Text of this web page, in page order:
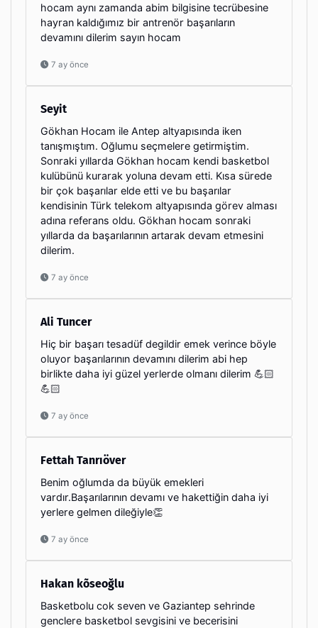
hocam aynı zamanda abim bilgisine tecrübesine
hayran kaldığımız bir antrenör başarıların
devamını dilerim sayın hocam
7 ay önce
Seyit
Gökhan Hocam ile Antep altyapısında iken
tanışmıştım. Oğlumu seçmelere getirmiştim.
Sonraki yıllarda Gökhan hocam kendi basketbol
kulübünü kurarak yoluna devam etti. Kısa sürede
bir çok başarılar elde etti ve bu başarılar
kendisinin Türk telekom altyapısında görev alması
adına referans oldu. Gökhan hocam sonraki
yıllarda da başarılarının artarak devam etmesini
dilerim.
7 ay önce
Ali Tuncer
Hiç bir başarı tesadüf degildir emek verince böyle
oluyor başarılarının devamını dilerim abi hep
birlikte daha iyi güzel yerlerde olmanı dilerim 💪🏻
💪🏻
7 ay önce
Fettah Tanrıöver
Benim oğlumda da büyük emekleri
vardır.Başarılarının devamı ve hakettiğin daha iyi
yerlere gelmen dileğiyle👏
7 ay önce
Hakan kõseoğlu
Basketbolu cok seven ve Gaziantep sehrinde
genclere basketbol sevgisini ve becerisini